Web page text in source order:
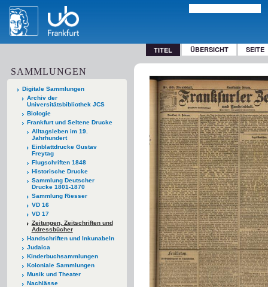
TITEL ÜBERSICHT SEITE
SAMMLUNGEN
Digitale Sammlungen
Archiv der
Universitätsbibliothek JCS
Biologie
Frankfurt und Seltene Drucke
Alltagsleben im 19.
Jahrhundert
Einblattdrucke Gustav
Freytag
Flugschriften 1848
Historische Drucke
Sammlung Deutscher
Drucke 1801-1870
Sammlung Riesser
VD 16
VD 17
Zeitungen, Zeitschriften und
Adressbücher
Handschriften und Inkunabeln
Judaica
Kinderbuchsammlungen
Koloniale Sammlungen
Musik und Theater
Nachlässe